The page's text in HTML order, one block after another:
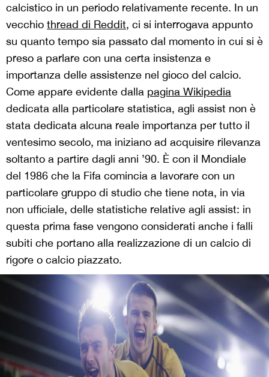
calcistico in un periodo relativamente recente. In un
vecchio thread di Reddit, ci si interrogava appunto
su quanto tempo sia passato dal momento in cui si è
preso a parlare con una certa insistenza e
importanza delle assistenze nel gioco del calcio.
Come appare evidente dalla pagina Wikipedia
dedicata alla particolare statistica, agli assist non è
stata dedicata alcuna reale importanza per tutto il
ventesimo secolo, ma iniziano ad acquisire rilevanza
soltanto a partire dagli anni ’90. È con il Mondiale
del 1986 che la Fifa comincia a lavorare con un
particolare gruppo di studio che tiene nota, in via
non ufficiale, delle statistiche relative agli assist: in
questa prima fase vengono considerati anche i falli
subiti che portano alla realizzazione di un calcio di
rigore o calcio piazzato.